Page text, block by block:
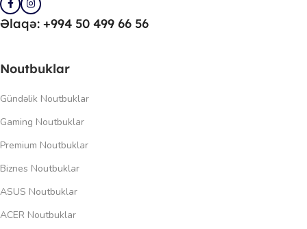
Əlaqə: +994 50 499 66 56
Noutbuklar
Gündəlik Noutbuklar
Gaming Noutbuklar
Premium Noutbuklar
Biznes Noutbuklar
ASUS Noutbuklar
ACER Noutbuklar